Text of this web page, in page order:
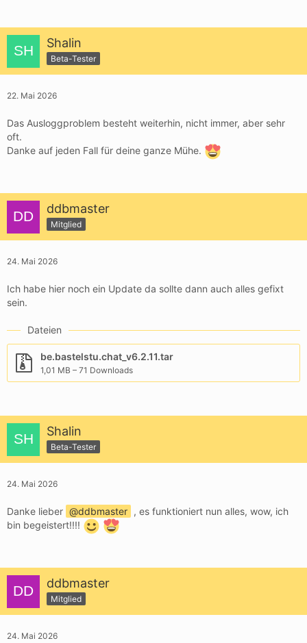
Shalin
Beta-Tester
22. Mai 2026
Das Ausloggproblem besteht weiterhin, nicht immer, aber sehr
oft.
Danke auf jeden Fall für deine ganze Mühe.
ddbmaster
Mitglied
24. Mai 2026
Ich habe hier noch ein Update da sollte dann auch alles gefixt
sein.
Dateien
be.bastelstu.chat_v6.2.11.tar
1,01 MB – 71 Downloads
Shalin
Beta-Tester
24. Mai 2026
Danke lieber ddbmaster , es funktioniert nun alles, wow, ich
bin begeistert!!!!
ddbmaster
Mitglied
24. Mai 2026